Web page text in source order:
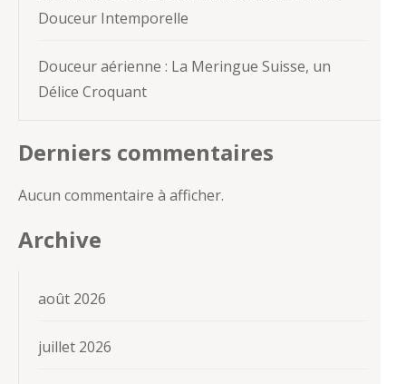
Douceur Intemporelle
Douceur aérienne : La Meringue Suisse, un
Délice Croquant
Derniers commentaires
Aucun commentaire à afficher.
Archive
août 2026
juillet 2026